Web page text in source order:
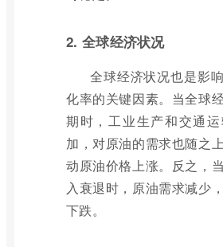
2. 全球经济状况
全球经济状况也是影
化率的关键因素。当全球
期时，工业生产和交通
加，对原油的需求也随之
动原油价格上涨。反之，
入衰退时，原油需求减少
下跌。